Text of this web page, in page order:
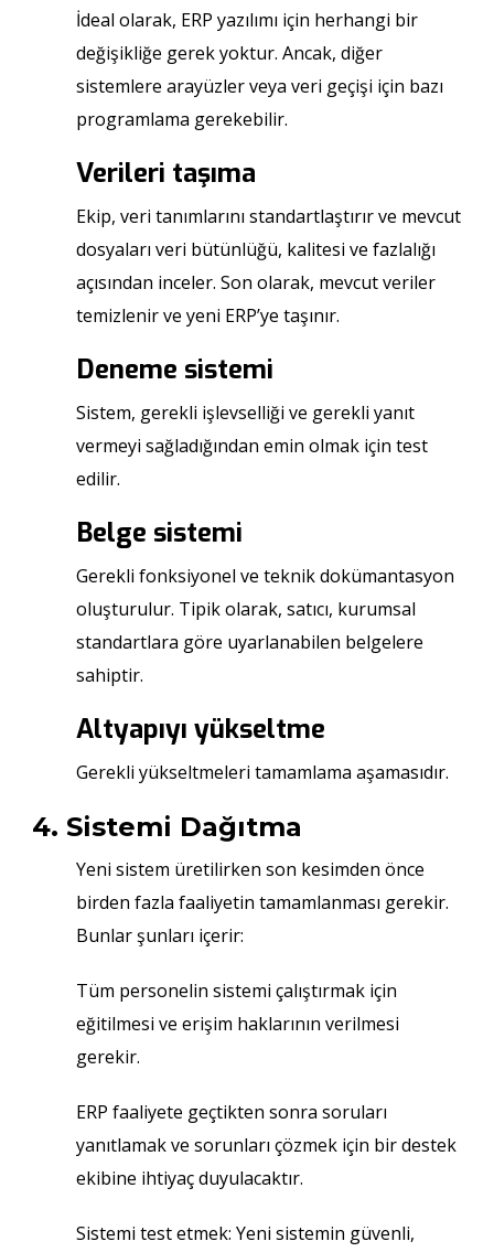
İdeal olarak, ERP yazılımı için herhangi bir
değişikliğe gerek yoktur. Ancak, diğer
sistemlere arayüzler veya veri geçişi için bazı
programlama gerekebilir.
Verileri taşıma
Ekip, veri tanımlarını standartlaştırır ve mevcut
dosyaları veri bütünlüğü, kalitesi ve fazlalığı
açısından inceler. Son olarak, mevcut veriler
temizlenir ve yeni ERP’ye taşınır.
Deneme sistemi
Sistem, gerekli işlevselliği ve gerekli yanıt
vermeyi sağladığından emin olmak için test
edilir.
Belge sistemi
Gerekli fonksiyonel ve teknik dokümantasyon
oluşturulur. Tipik olarak, satıcı, kurumsal
standartlara göre uyarlanabilen belgelere
sahiptir.
Altyapıyı yükseltme
Gerekli yükseltmeleri tamamlama aşamasıdır.
4. Sistemi Dağıtma
Yeni sistem üretilirken son kesimden önce
birden fazla faaliyetin tamamlanması gerekir.
Bunlar şunları içerir:
Tüm personelin sistemi çalıştırmak için
eğitilmesi ve erişim haklarının verilmesi
gerekir.
ERP faaliyete geçtikten sonra soruları
yanıtlamak ve sorunları çözmek için bir destek
ekibine ihtiyaç duyulacaktır.
Sistemi test etmek: Yeni sistemin güvenli,